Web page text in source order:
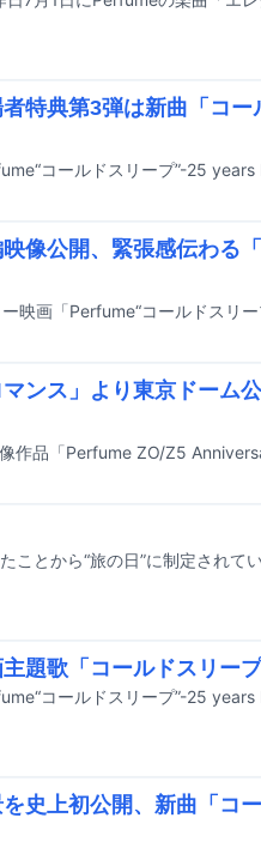
特典第3弾は新曲「コー
像公開、緊張感伝わる
ンス」より東京ドーム
題歌「コールドスリー
史上初公開、新曲「コ